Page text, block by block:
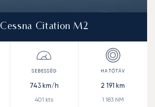
Cessna Citation M2
743km/h
401 kts
2 191 km
1 183NM